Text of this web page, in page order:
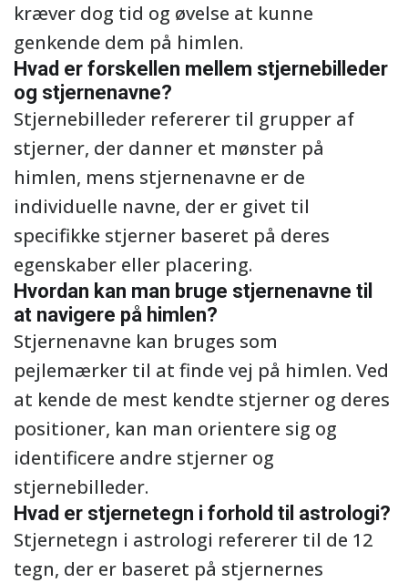
kræver dog tid og øvelse at kunne
genkende dem på himlen.
Hvad er forskellen mellem stjernebilleder
og stjernenavne?
Stjernebilleder refererer til grupper af
stjerner, der danner et mønster på
himlen, mens stjernenavne er de
individuelle navne, der er givet til
specifikke stjerner baseret på deres
egenskaber eller placering.
Hvordan kan man bruge stjernenavne til
at navigere på himlen?
Stjernenavne kan bruges som
pejlemærker til at finde vej på himlen. Ved
at kende de mest kendte stjerner og deres
positioner, kan man orientere sig og
identificere andre stjerner og
stjernebilleder.
Hvad er stjernetegn i forhold til astrologi?
Stjernetegn i astrologi refererer til de 12
tegn, der er baseret på stjernernes